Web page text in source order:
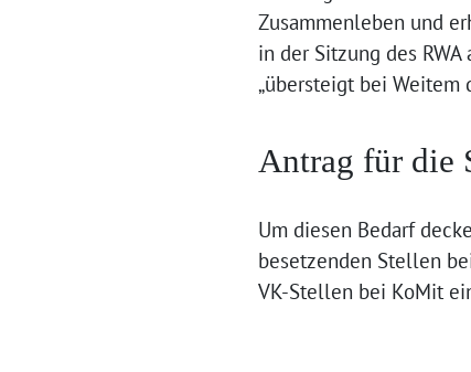
Zusammenleben und
in der Sitzung des
„übersteigt bei Weitem
Antrag für die
Um diesen Bedarf
besetzenden Stellen
VK-Stellen bei KoMit